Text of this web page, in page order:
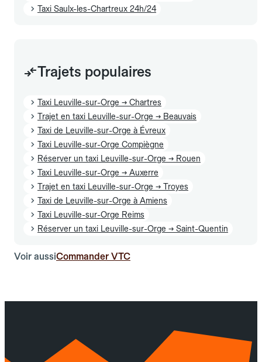
Taxi Saulx-les-Chartreux 24h/24
Trajets populaires
Taxi Leuville-sur-Orge → Chartres
Trajet en taxi Leuville-sur-Orge → Beauvais
Taxi de Leuville-sur-Orge à Évreux
Taxi Leuville-sur-Orge Compiègne
Réserver un taxi Leuville-sur-Orge → Rouen
Taxi Leuville-sur-Orge → Auxerre
Trajet en taxi Leuville-sur-Orge → Troyes
Taxi de Leuville-sur-Orge à Amiens
Taxi Leuville-sur-Orge Reims
Réserver un taxi Leuville-sur-Orge → Saint-Quentin
Voir aussiCommander VTC